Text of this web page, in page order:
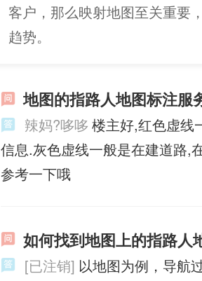
客户，那么映射地图至关重要
趋势。
地图的指路人地图标注服
辣妈?哆哆 楼主好,红色虚线
信息.灰色虚线一般是在建道路,
参考一下哦
如何找到地图上的指路人
[已注销] 以地图为例，导航